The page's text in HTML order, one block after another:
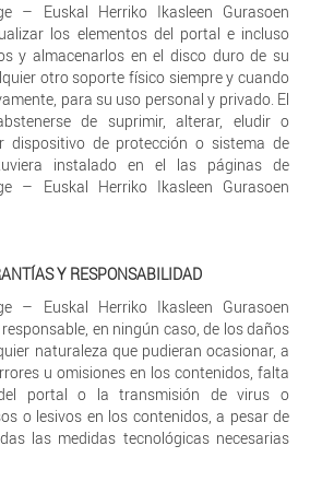
– Euskal Herriko Ikasleen Gurasoen
los elementos del portal e incluso
y almacenarlos en el disco duro de su
otro soporte físico siempre y cuando
para su uso personal y privado. El
de suprimir, alterar, eludir o
dispositivo de protección o sistema de
instalado en el las páginas de
– Euskal Herriko Ikasleen Gurasoen
Y RESPONSABILIDAD
– Euskal Herriko Ikasleen Gurasoen
en ningún caso, de los daños
naturaleza que pudieran ocasionar, a
u omisiones en los contenidos, falta
portal o la transmisión de virus o
o lesivos en los contenidos, a pesar de
las medidas tecnológicas necesarias